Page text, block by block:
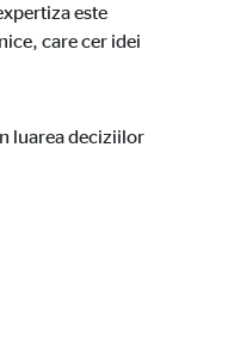
este
care cer idei
luarea deciziilor